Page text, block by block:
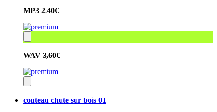
MP3 2,40€
WAV 3,60€
couteau chute sur bois 01